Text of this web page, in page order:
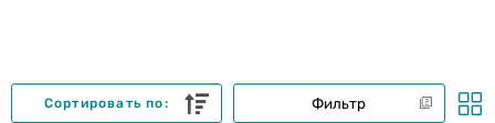
Фильтр
Сортировать по: